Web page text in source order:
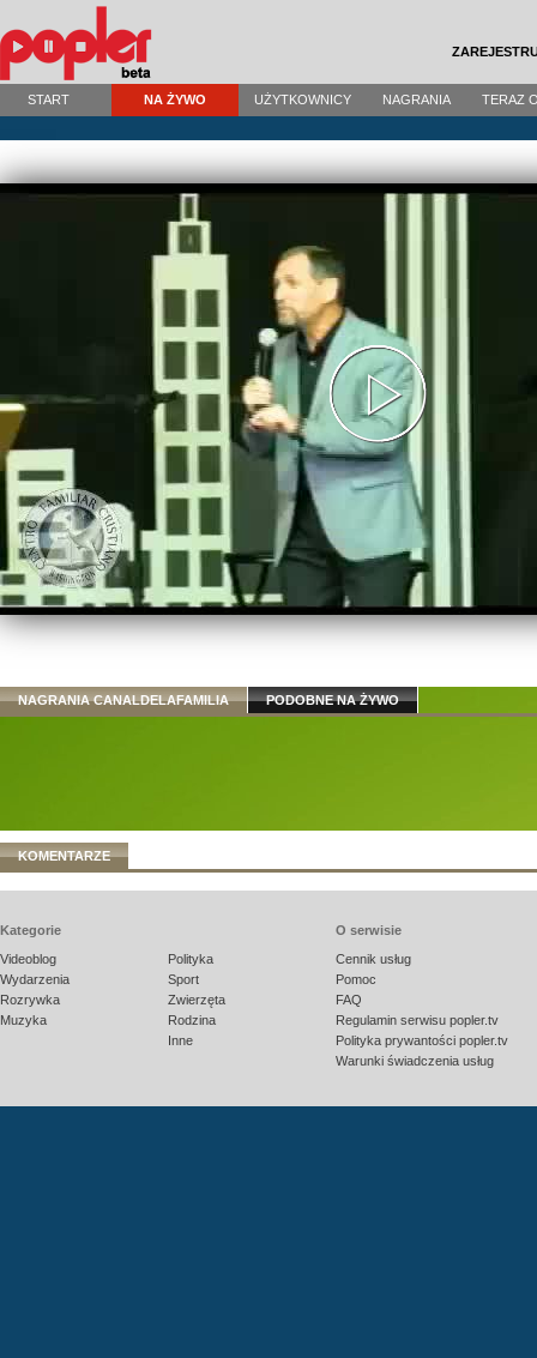
START NA ŻYWO UŻYTKOWNICY NAGRANIA TERAZ
NAGRANIA CANALDELAFAMILIA PODOBNE NA ŻYWO
KOMENTARZE
Kategorie
Videoblog
Wydarzenia
Rozrywka
Muzyka
Polityka
Sport
Zwierzęta
Rodzina
Inne
O serwisie
Cennik usług
Pomoc
FAQ
Regulamin serwisu popler.tv
Polityka prywantości popler.tv
Warunki świadczenia usług